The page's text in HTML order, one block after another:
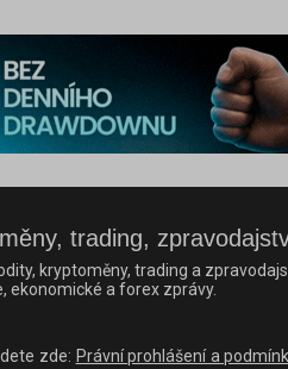
trading,
kryptoměny, trading a
ekonomické a forex zprávy.
zde: Právní prohlášení a